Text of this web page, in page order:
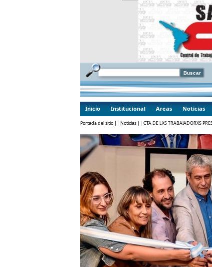
Inicio Institucional Areas Noticias
Portada del sitio || Noticias || CTA DE LXS TRABAJADORXS